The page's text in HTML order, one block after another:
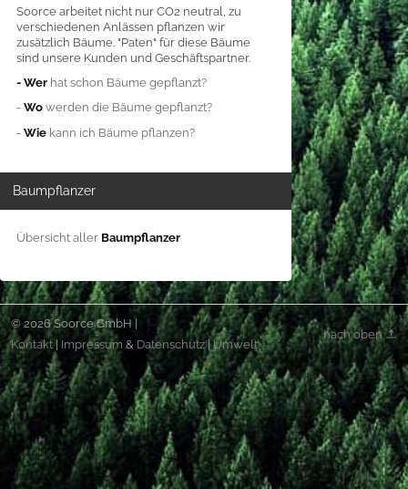
Soorce arbeitet nicht nur CO2 neutral, zu
verschiedenen Anlässen pflanzen wir
zusätzlich Bäume. "Paten" für diese Bäume
sind unsere Kunden und Geschäftspartner.
- Wer hat schon Bäume gepflanzt?
- Wo werden die Bäume gepflanzt?
- Wie kann ich Bäume pflanzen?
Baumpflanzer
Übersicht aller Baumpflanzer
© 2026 Soorce GmbH |
Kontakt| Impressum & Datenschutz|Umwelt
nach oben